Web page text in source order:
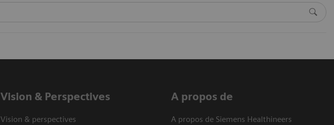
Vision ​& Perspectives
Vision & perspectives
A propos de
A propos de Siemens Healthineers